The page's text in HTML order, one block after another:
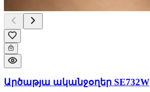
Արծաթյա ականջօղեր SE732W